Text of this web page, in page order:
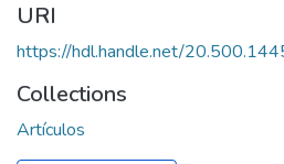
URI
https://hdl.handle.net/
Collections
Artículos